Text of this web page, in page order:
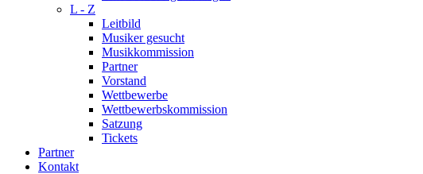
L - Z
Leitbild
Musiker gesucht
Musikkommission
Partner
Vorstand
Wettbewerbe
Wettbewerbskommission
Satzung
Tickets
Partner
Kontakt